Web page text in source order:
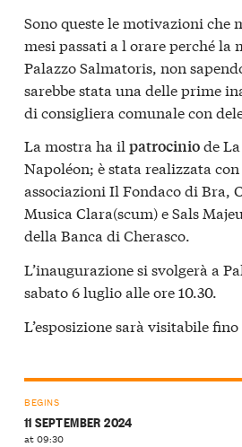
Sono queste le motivazioni che
mesi passati a l orare perché la
Palazzo Salmatoris, non
sarebbe stata una delle prime
di consigliera comunale con
La mostra ha il patrociniode
Napoléon; è stata realizzata
associazioni Il Fondaco di Bra,
Musica Clara(scum) e Sals
della Banca di Cherasco.
L’inaugurazione si svolgerà a
sabato 6 luglio alle ore 10.30.
L’esposizione sarà visitabile
BEGINS
11 SEPTEMBER 2024
at 09:30